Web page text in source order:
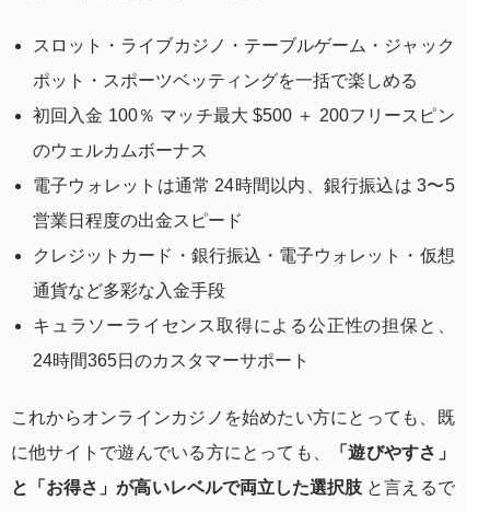
スロット・ライブカジノ・テーブルゲーム・ジャック
ポット・スポーツベッティングを一括で楽しめる
初回入金 100％ マッチ最大 $500 ＋ 200フリースピン
のウェルカムボーナス
電子ウォレットは通常 24時間以内、銀行振込は 3〜5
営業日程度の出金スピード
クレジットカード・銀行振込・電子ウォレット・仮想
通貨など多彩な入金手段
キュラソーライセンス取得による公正性の担保と、
24時間365日のカスタマーサポート
これからオンラインカジノを始めたい方にとっても、既
に他サイトで遊んでいる方にとっても、
「遊びやすさ」
と「お得さ」が高いレベルで両立した選択肢 と言えるで